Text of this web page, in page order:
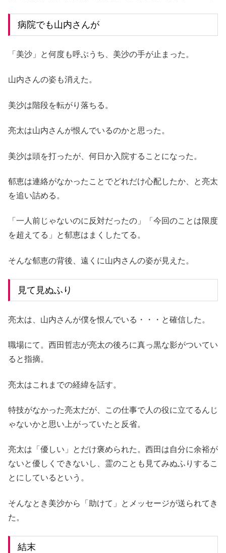
病院でも山内さんが
「美沙」と何度も呼ぶうち、美沙の手が止まった。
山内さんの姿も消えた。
美沙は階段を転がり落ちる。
亮太は山内さんが恨んでいるのかと思った。
美沙は頭を打ったが、何日か入院することになった。
郁恵は連絡がなかったことでどれだけ心配したか、と亮太
を追い詰める。
「一人前じゃないのに反対だったの」「今回のことは限度
を超えてる」と郁恵はまくしたてる。
そんな郁恵の背後、遠くに山内さんの姿が見えた。
見て見ぬふり
亮太は、山内さんが僕を恨んでいる・・・と確信した。
職場にて。西田哲志が亮太の後ろに真っ黒な影がついてい
ると指摘。
亮太はこれまでの経緯を話す。
特技がなかった亮太だが、この仕事で人の役に立てるんじ
ゃないかと思い上がっていたと反省。
亮太は「優しい」とだけ褒められた。西田は自分に余裕が
ないと優しくできないし、霊のことも見てみぬふりするこ
とにしているという。
そんなとき美沙から「助けて」とメッセージが送られてき
た。
結末